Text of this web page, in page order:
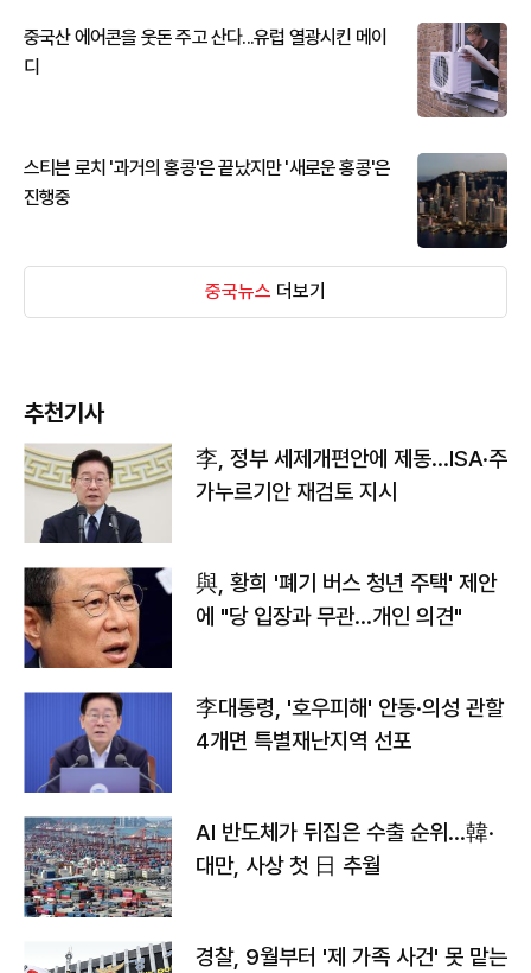
중국산 에어콘을 웃돈 주고 산다...유럽 열광시킨 메이
디
스티븐 로치 '과거의 홍콩'은 끝났지만 '새로운 홍콩'은
진행중
중국뉴스 더보기
추천기사
李, 정부 세제개편안에 제동…ISA·주
가누르기안 재검토 지시
與, 황희 '폐기 버스 청년 주택' 제안
에 "당 입장과 무관…개인 의견"
李대통령, '호우피해' 안동·의성 관할
4개면 특별재난지역 선포
AI 반도체가 뒤집은 수출 순위…韓·
대만, 사상 첫 日 추월
경찰, 9월부터 '제 가족 사건' 못 맡는